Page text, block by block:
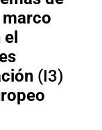
el
(I3)